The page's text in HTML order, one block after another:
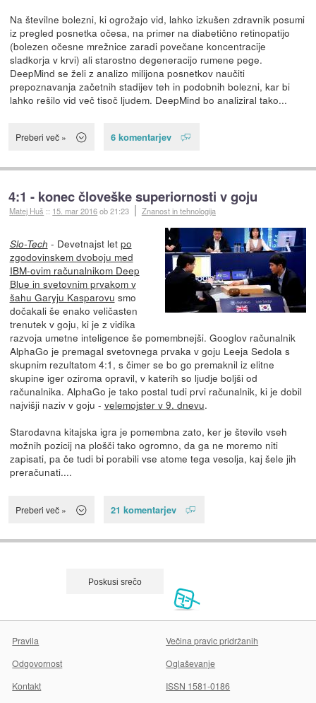
Na številne bolezni, ki ogrožajo vid, lahko izkušen zdravnik posumi
iz pregled posnetka očesa, na primer na diabetično retinopatijo
(bolezen očesne mrežnice zaradi povečane koncentracije
sladkorja v krvi) ali starostno degeneracijo rumene pege.
DeepMind se želi z analizo milijona posnetkov naučiti
prepoznavanja začetnih stadijev teh in podobnih bolezni, kar bi
lahko rešilo vid več tisoč ljudem. DeepMind bo analiziral tako...
Preberi več » 6 komentarjev
4:1 - konec človeške superiornosti v goju
Matej Huš :: 15. mar 2016ob 21:23 Znanost in tehnologija
Slo-Tech - Devetnajst let po
zgodovinskem dvoboju med
IBM-ovim računalnikom Deep
Blue in svetovnim prvakom v
šahu Garyju Kasparovu smo
dočakali še enako veličasten
trenutek v goju, ki je z vidika
razvoja umetne inteligence še pomembnejši. Googlov računalnik
AlphaGo je premagal svetovnega prvaka v goju Leeja Sedola s
skupnim rezultatom 4:1, s čimer se bo go premaknil iz elitne
skupine iger oziroma opravil, v katerih so ljudje boljši od
računalnika. AlphaGo je tako postal tudi prvi računalnik, ki je dobil
najvišji naziv v goju - velemojster v 9. dnevu.
Starodavna kitajska igra je pomembna zato, ker je število vseh
možnih pozicij na plošči tako ogromno, da ga ne moremo niti
zapisati, pa če tudi bi porabili vse atome tega vesolja, kaj šele jih
preračunati....
Preberi več » 21 komentarjev
Pravila
Večina pravic pridržanih
Odgovornost
Oglaševanje
Kontakt
ISSN 1581-0186